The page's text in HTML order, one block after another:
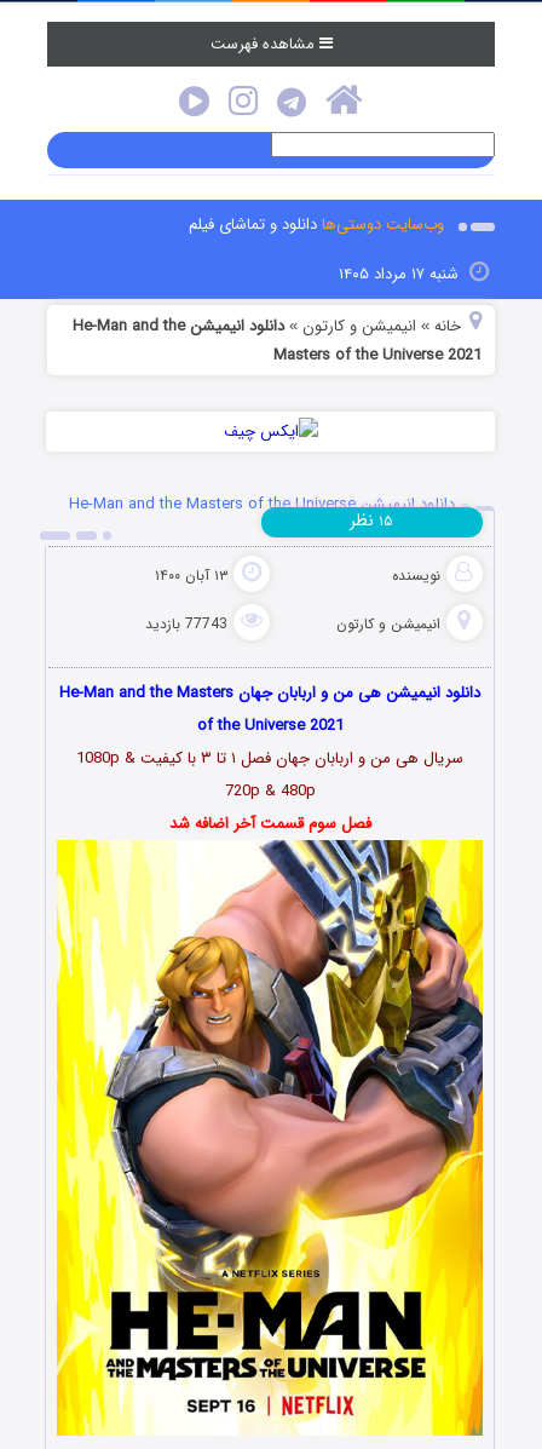
مشاهده فهرست
وب‌سایت دوستی‌هادانلود و تماشای فیلم
شنبه ۱۷ مرداد ۱۴۰۵
خانه » انیمیشن و کارتون »
دانلود انیمیشن He-Man and the
Masters of the Universe 2021
دانلود انیمیشن He-Man and the Masters of the Universe
2021
نویسنده ۱۳ آبان ۱۴۰۰
انیمیشن و کارتون 77743 بازدید
۱۵ نظر
دانلود انیمیشن هی من و اربابان جهان He-Man and the Masters
of the Universe 2021
سریال هی من و اربابان جهان فصل ۱ تا ۳
با کیفیت 1080p &
720p & 480p
فصل سوم قسمت آخر اضافه شد